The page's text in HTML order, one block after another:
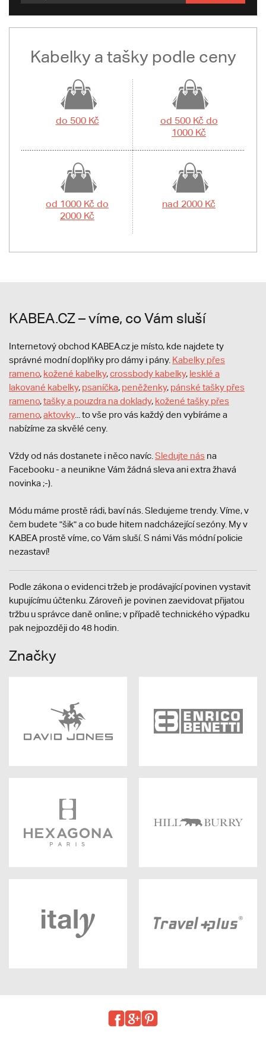
Kabelky a tašky podle ceny
do 500 Kč
od 500 Kč do
1000 Kč
od 1000 Kč do
2000 Kč
nad 2000 Kč
KABEA.CZ – víme, co Vám sluší
Internetový obchod KABEA.cz je místo, kde najdete ty
správné modní doplňky pro dámy i pány. Kabelky přes
rameno, kožené kabelky,crossbody kabelky, lesklé a
lakované kabelky, psaníčka, peněženky, pánské tašky přes
rameno,tašky a pouzdra na doklady, kožené tašky přes
rameno,aktovky... to vše pro vás každý den vybíráme a
nabízíme za skvělé ceny.
Vždy od nás dostanete i něco navíc. Sledujte nás na
Facebooku - a neunikne Vám žádná sleva ani extra žhavá
novinka ;-).
Módu máme prostě rádi, baví nás. Sledujeme trendy. Víme, v
čem budete "šik" a co bude hitem nadcházející sezóny. My v
KABEA prostě víme, co Vám sluší. S námi Vás módní policie
nezastaví!
Podle zákona o evidenci tržeb je prodávající povinen vystavit
kupujícímu účtenku. Zároveň je povinen zaevidovat přijatou
tržbu u správce daně online; v případě technického výpadku
pak nejpozději do 48 hodin.
Značky